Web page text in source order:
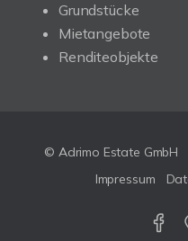
Grundstücke
Mietangebote
Renditeobjekte
© Adrimo Estate GmbH
Impressum